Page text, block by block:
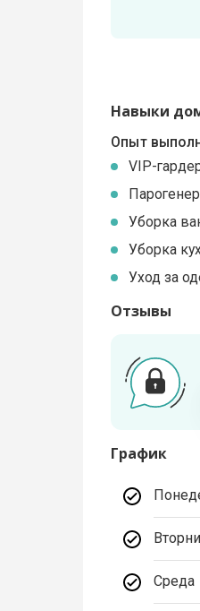
Навыки
Опыт
VIP-
Уборка
Уборка
Уход за
Отзывы
График
Среда